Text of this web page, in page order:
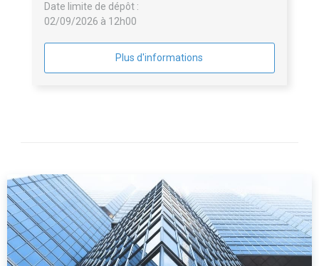
Date limite de dépôt :
02/09/2026 à 12h00
Plus d'informations